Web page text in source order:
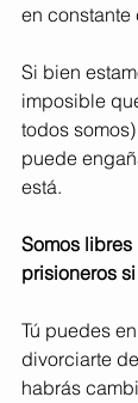
en constante
Si bien
imposible
todos
puede
está.
Somos
prisioneros
Tú puedes
divorciarte
habrás